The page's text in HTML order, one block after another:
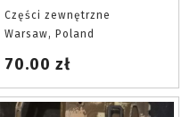
Części zewnętrzne
Warsaw, Poland
70.00 zł